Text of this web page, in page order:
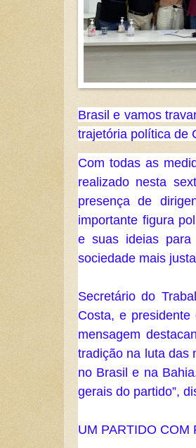
Brasil e vamos
trajetória política de
Com todas as
realizado nesta
presença de
importante figura
e suas ideias
sociedade mais
Secretário do
Costa, e
mensagem
tradição na luta das
no Brasil e na
gerais do partido”,
UM PARTIDO COM